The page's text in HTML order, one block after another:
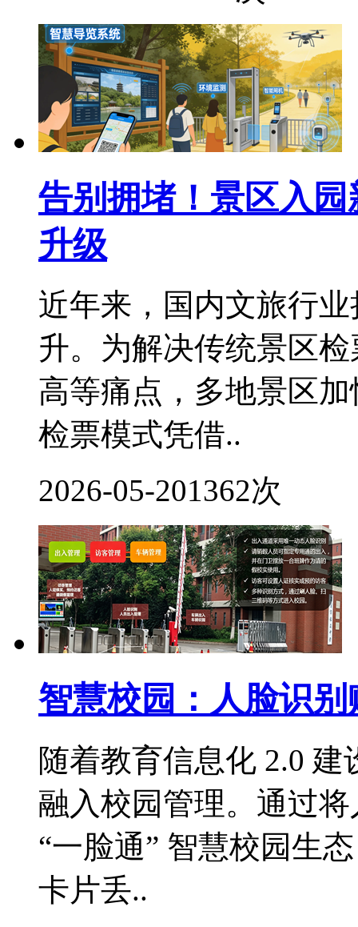
告别拥堵！景区入
升级
近年来，国内文旅行
升。为解决传统景区
高等痛点，多地景区
检票模式凭借..
2026-05-201362次
智慧校园：人脸识
随着教育信息化 2.0
融入校园管理。通过
“一脸通” 智慧校园生
卡片丢..